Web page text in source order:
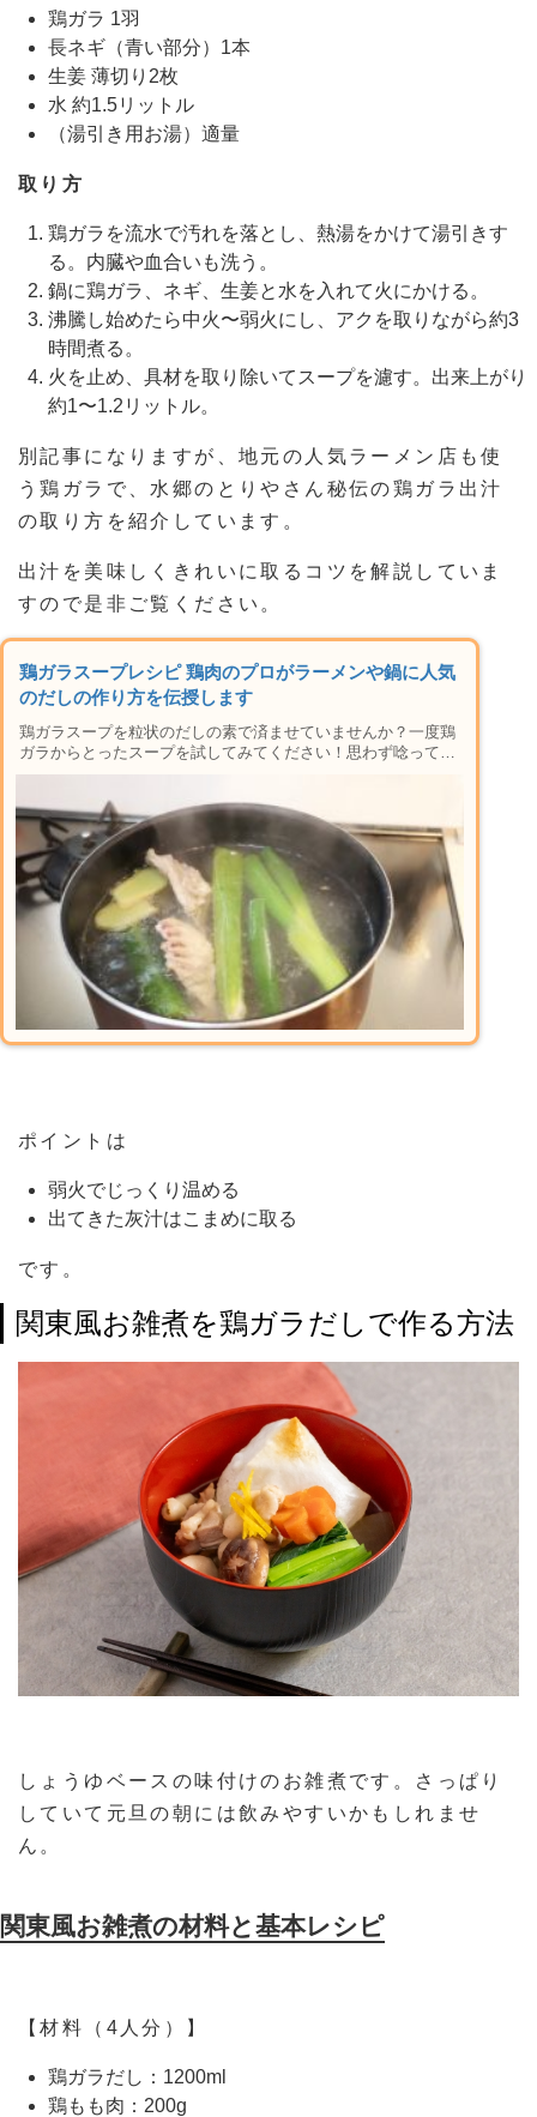
鶏ガラ 1羽
長ネギ（青い部分）1本
生姜 薄切り2枚
水 約1.5リットル
（湯引き用お湯）適量
取り方
鶏ガラを流水で汚れを落とし、熱湯をかけて湯引きす
る。内臓や血合いも洗う。
鍋に鶏ガラ、ネギ、生姜と水を入れて火にかける。
沸騰し始めたら中火〜弱火にし、アクを取りながら約3
時間煮る。
火を止め、具材を取り除いてスープを濾す。出来上がり
約1〜1.2リットル。
別記事になりますが、地元の人気ラーメン店も使
う鶏ガラで、水郷のとりやさん秘伝の鶏ガラ出汁
の取り方を紹介しています。
出汁を美味しくきれいに取るコツを解説していま
すので是非ご覧ください。
鶏ガラスープレシピ 鶏肉のプロがラーメンや鍋に人気
のだしの作り方を伝授します
鶏ガラスープを粒状のだしの素で済ませていませんか？一度鶏
ガラからとったスープを試してみてください！思わず唸ってし
まう料理の出来になると思います。鶏肉や秘伝のレシピでラー
う！おすすめの取り方や保存方法も紹介します＾＾
ポイントは
弱火でじっくり温める
出てきた灰汁はこまめに取る
です。
関東風お雑煮を鶏ガラだしで作る方法
しょうゆベースの味付けのお雑煮です。さっぱり
していて元旦の朝には飲みやすいかもしれませ
ん。
関東風お雑煮の材料と基本レシピ
【材料（4人分）】
鶏ガラだし：1200ml
鶏もも肉：200g